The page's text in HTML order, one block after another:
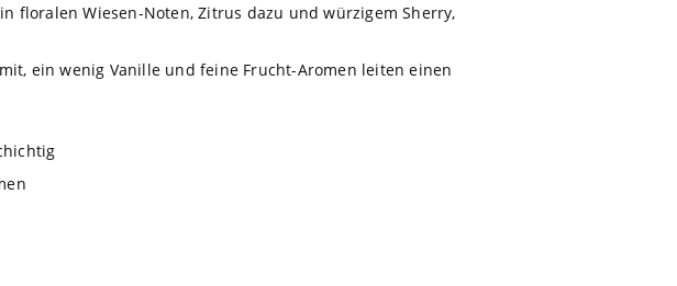
floralen Wiesen-Noten, Zitrus dazu und würzigem Sherry,
ein wenig Vanille und feine Frucht-Aromen leiten einen